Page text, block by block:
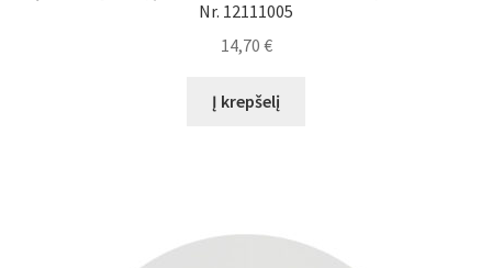
Nr. 12111005
14,70 €
Į krepšelį